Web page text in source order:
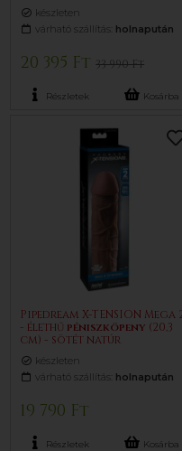
készleten
várható szállítás: holnapután
20 395 Ft33 990 Ft
Részletek Kosárba
Pipedream X-TENSION Mega
- élethű péniszköpeny (20,3
cm) - sötét natúr
készleten
várható szállítás: holnapután
19 790 Ft
Részletek Kosárba